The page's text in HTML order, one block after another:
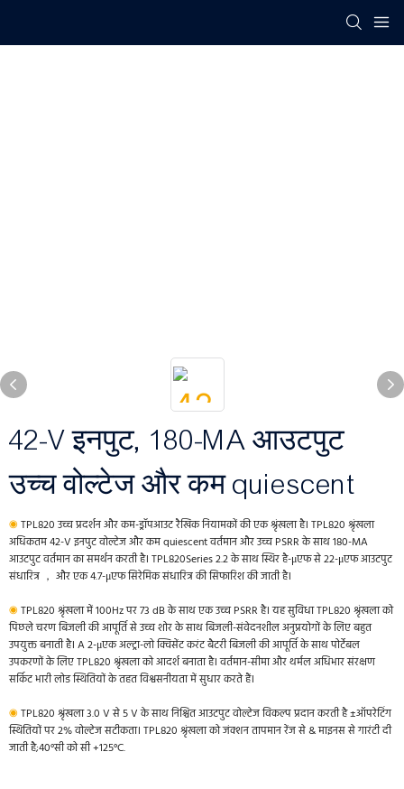
42-V इनपुट, 180-MA आउटपुट
उच्च वोल्टेज और कम quiescent
◉ TPL820 उच्च प्रदर्शन और कम-ड्रॉपआउट रैखिक नियामकों की एक श्रृंखला है। TPL820 श्रृंखला
अधिकतम 42-V इनपुट वोल्टेज और कम quiescent वर्तमान और उच्च PSRR के साथ 180-MA
आउटपुट वर्तमान का समर्थन करती है। TPL820Series 2.2 के साथ स्थिर है-μएफ से 22-μएफ आउटपुट
संधारित्र ， और एक 4.7-μएफ सिरेमिक संधारित्र की सिफारिश की जाती है।
◉ TPL820 श्रृंखला में 100Hz पर 73 dB के साथ एक उच्च PSRR है। यह सुविधा TPL820 श्रृंखला को
पिछले चरण बिजली की आपूर्ति से उच्च शोर के साथ बिजली-संवेदनशील अनुप्रयोगों के लिए बहुत
उपयुक्त बनाती है। A 2-μएक अल्ट्रा-लो क्विसेंट करंट बैटरी बिजली की आपूर्ति के साथ पोर्टेबल
उपकरणों के लिए TPL820 श्रृंखला को आदर्श बनाता है। वर्तमान-सीमा और थर्मल अधिभार संरक्षण
सर्किट भारी लोड स्थितियों के तहत विश्वसनीयता में सुधार करते हैं।
◉ TPL820 श्रृंखला 3.0 V से 5 V के साथ निश्चित आउटपुट वोल्टेज विकल्प प्रदान करती है ±ऑपरेटिंग
स्थितियों पर 2% वोल्टेज सटीकता। TPL820 श्रृंखला को जंक्शन तापमान रेंज से & माइनस से गारंटी दी
जाती है;40°सी को सी +125°C.